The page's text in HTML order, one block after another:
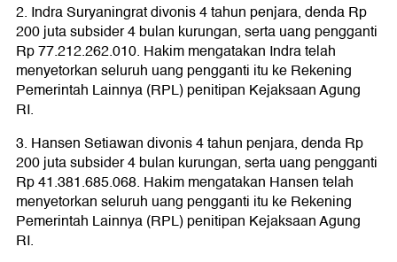
2. Indra Suryaningrat divonis 4 tahun penjara, denda Rp
200 juta subsider 4 bulan kurungan, serta uang pengganti
Rp 77.212.262.010. Hakim mengatakan Indra telah
menyetorkan seluruh uang pengganti itu ke Rekening
Pemerintah Lainnya (RPL) penitipan Kejaksaan Agung
RI.
3. Hansen Setiawan divonis 4 tahun penjara, denda Rp
200 juta subsider 4 bulan kurungan, serta uang pengganti
Rp 41.381.685.068. Hakim mengatakan Hansen telah
menyetorkan seluruh uang pengganti itu ke Rekening
Pemerintah Lainnya (RPL) penitipan Kejaksaan Agung
RI.